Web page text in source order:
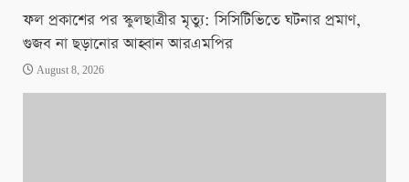
ফল প্রকাশের পর স্কুলছাত্রীর মৃত্যু: সিসিটিভিতে ঘটনার প্রমাণ,
গুজব না ছড়ানোর আহ্বান আরএমপির
August 8, 2026